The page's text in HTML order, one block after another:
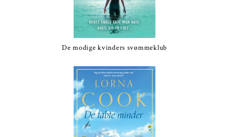
De modige kvinders svømmeklub